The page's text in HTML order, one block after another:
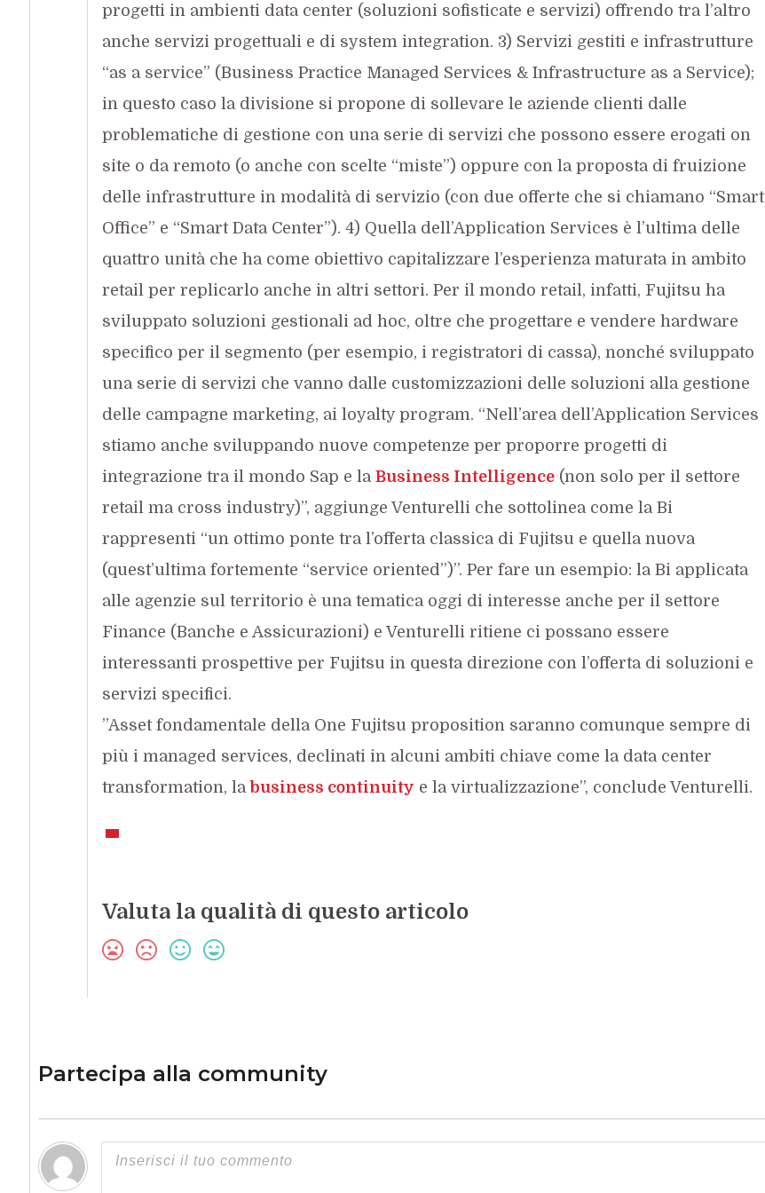
progetti in ambienti data center (soluzioni sofisticate e servizi) offrendo tra l’altro
anche servizi progettuali e di system integration. 3) Servizi gestiti e infrastrutture
“as a service” (Business Practice Managed Services & Infrastructure as a Service);
in questo caso la divisione si propone di sollevare le aziende clienti dalle
problematiche di gestione con una serie di servizi che possono essere erogati on
site o da remoto (o anche con scelte “miste”) oppure con la proposta di fruizione
delle infrastrutture in modalità di servizio (con due offerte che si chiamano “Smart
Office” e “Smart Data Center”). 4) Quella dell’Application Services è l’ultima delle
quattro unità che ha come obiettivo capitalizzare l’esperienza maturata in ambito
retail per replicarlo anche in altri settori. Per il mondo retail, infatti, Fujitsu ha
sviluppato soluzioni gestionali ad hoc, oltre che progettare e vendere hardware
specifico per il segmento (per esempio, i registratori di cassa), nonché sviluppato
una serie di servizi che vanno dalle customizzazioni delle soluzioni alla gestione
delle campagne marketing, ai loyalty program. “Nell’area dell’Application Services
stiamo anche sviluppando nuove competenze per proporre progetti di
integrazione tra il mondo Sap e la Business Intelligence(non solo per il settore
retail ma cross industry)”, aggiunge Venturelli che sottolinea come la Bi
rappresenti “un ottimo ponte tra l’offerta classica di Fujitsu e quella nuova
(quest’ultima fortemente “service oriented”)”. Per fare un esempio: la Bi applicata
alle agenzie sul territorio è una tematica oggi di interesse anche per il settore
Finance (Banche e Assicurazioni) e Venturelli ritiene ci possano essere
interessanti prospettive per Fujitsu in questa direzione con l’offerta di soluzioni e
servizi specifici.
”Asset fondamentale della One Fujitsu proposition saranno comunque sempre di
più i managed services, declinati in alcuni ambiti chiave come la data center
transformation, labusiness continuity e la virtualizzazione”, conclude Venturelli.
Valuta la qualità di questo articolo
Partecipa alla community